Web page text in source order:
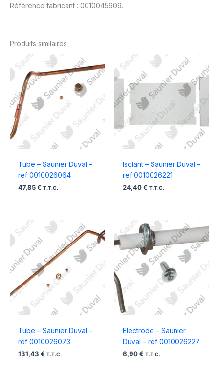
Référence fabricant : 0010045609.
Produits similaires
Tube – Saunier Duval –
ref 0010026064
47,85 € T.T.C.
Isolant – Saunier Duval –
ref 0010026221
24,40 € T.T.C.
Tube – Saunier Duval –
ref 0010026073
131,43 € T.T.C.
Electrode – Saunier
Duval – ref 0010026227
6,90 € T.T.C.